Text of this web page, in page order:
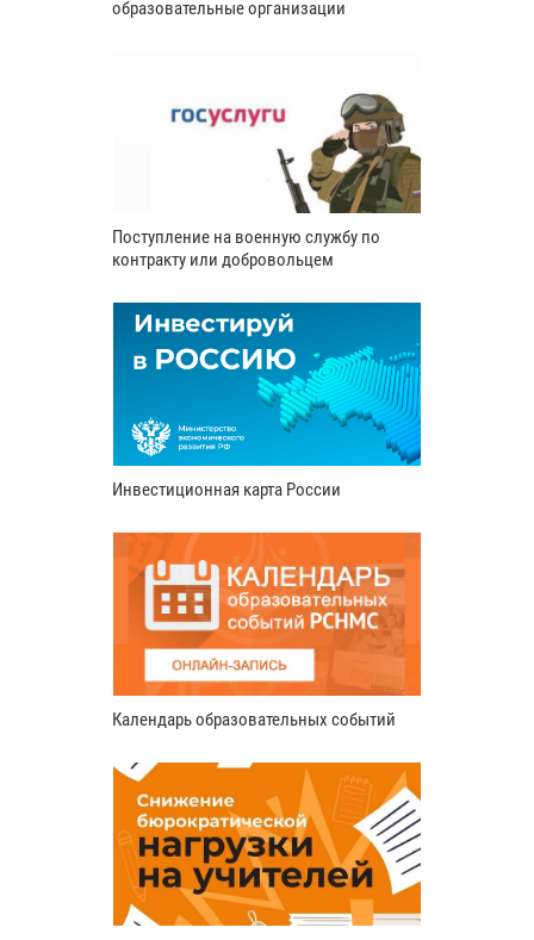
образовательные организации
Поступление на военную службу по
контракту или добровольцем
Инвестиционная карта России
Календарь образовательных событий